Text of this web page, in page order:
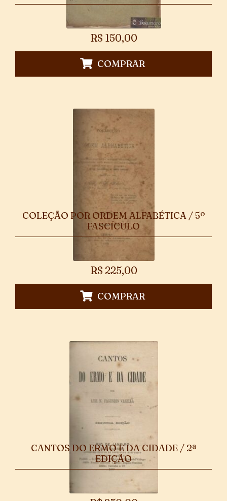
R$ 150,00
COMPRAR
COLEÇÃO POR ORDEM ALFABÉTICA / 5º
FASCÍCULO
R$ 225,00
COMPRAR
CANTOS DO ERMO E DA CIDADE / 2ª
EDIÇÃO